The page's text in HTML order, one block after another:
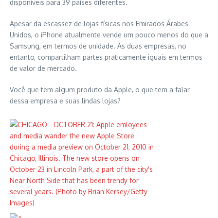
disponíveis para 39 países diferentes.
Apesar da escassez de lojas físicas nos Emirados Árabes
Unidos, o iPhone atualmente vende um pouco menos do que a
Samsung, em termos de unidade. As duas empresas, no
entanto, compartilham partes praticamente iguais em termos
de valor de mercado.
Você que tem algum produto da Apple, o que tem a falar
dessa empresa e suas lindas lojas?